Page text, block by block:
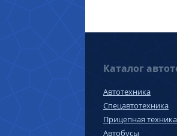
Каталог
Автотехника
Спецавтотехника
Прицепная техника
Автобусы